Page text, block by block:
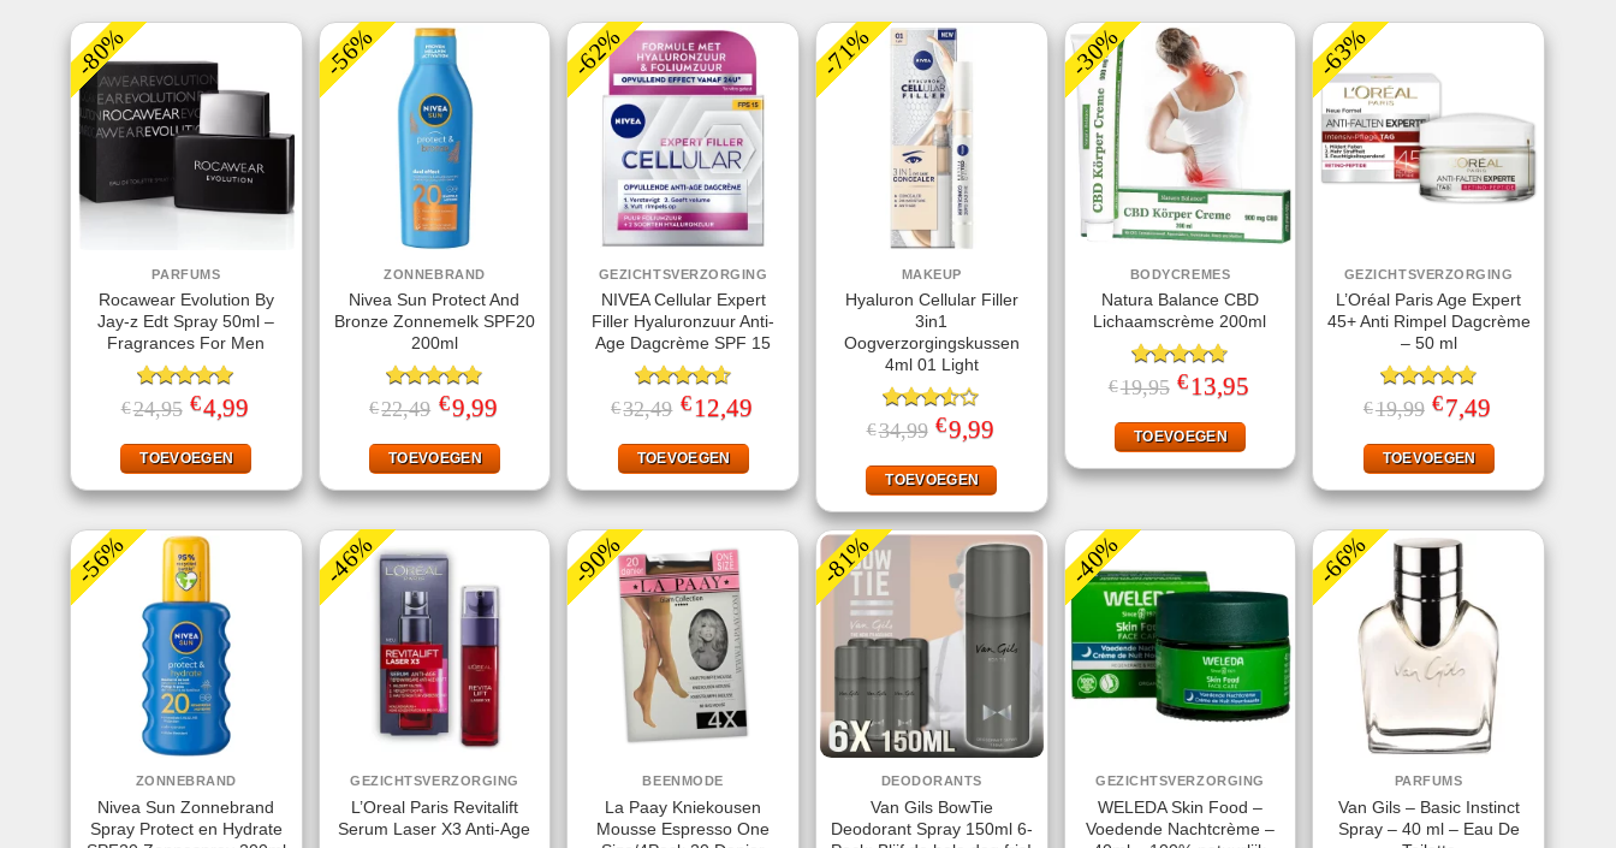
-80%
PARFUMS
Rocawear Evolution By
Jay-z Edt Spray 50ml –
Fragrances For Men
Gewaardeerd
5.00 uit 5
€24,95 Oorspronkelijke
prijs
€24,95.
€4,99
€4,99.
TOEVOEGEN
-56%
ZONNEBRAND
Nivea Sun Protect And
Bronze Zonnemelk SPF20
200ml
Gewaardeerd
4.78uit 5
€22,49 Oorspronkelijke
prijs
€22,49.
€9,99Huidige
€9,99.
TOEVOEGEN
-62%
GEZICHTSVERZORGING
NIVEA Cellular Expert
Filler Hyaluronzuur Anti-
Age Dagcrème SPF 15
Gewaardeerd
4.60uit 5
€32,49 Oorspronkelijke
prijs
€32,49.
€ 12,49Huidige
TOEVOEGEN
-71%
MAKEUP
Hyaluron Cellular Filler
3in1
Oogverzorgingskussen
4ml 01 Light
Gewaardeerd
3.50 uit
5
€34,99 Oorspronkelijke
prijs
€34,99.
€9,99
€9,99.
TOEVOEGEN
-30%
BODYCREMES
Natura Balance CBD
Lichaamscrème 200ml
Gewaardeerd
4.67uit 5
€19,95 Oorspronkelijke
prijs
€19,95.
€ 13,95
TOEVOEGEN
-63%
GEZICHTSVERZORGING
L’Oréal Paris Age Expert
45+ Anti Rimpel Dagcrème
– 50 ml
Gewaardeerd
4.80 uit 5
€19,99 Oorspronkelijke
prijs
€19,99.
€7,49
€7,49.
TOEVOEGEN
-56%
ZONNEBRAND
Nivea Sun Zonnebrand
Spray Protect en Hydrate
-46%
GEZICHTSVERZORGING
L’Oreal Paris Revitalift
Serum Laser X3 Anti-Age
-90%
BEENMODE
La Paay Kniekousen
Mousse Espresso One
-81%
DEODORANTS
Van Gils BowTie
Deodorant Spray 150ml 6-
-40%
GEZICHTSVERZORGING
WELEDA Skin Food –
Voedende Nachtcrème –
-66%
PARFUMS
Van Gils – Basic Instinct
Spray – 40 ml – Eau De